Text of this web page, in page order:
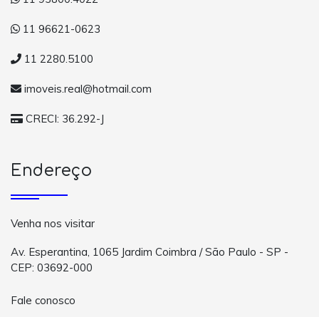
11 96621-0623
11 2280.5100
imoveis.real@hotmail.com
CRECI: 36.292-J
Endereço
Venha nos visitar
Av. Esperantina, 1065 Jardim Coimbra / São Paulo - SP -
CEP: 03692-000
Fale conosco